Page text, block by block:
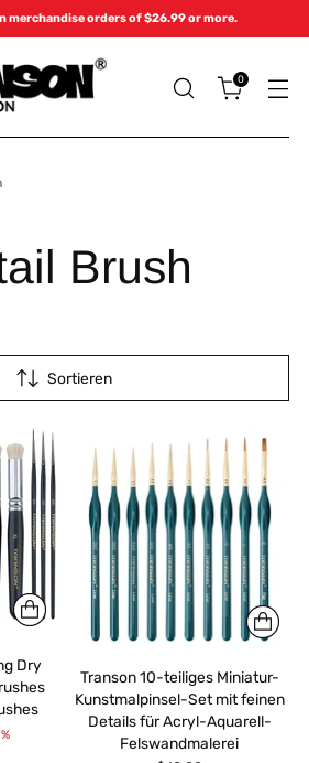
merchandise orders of $26.99 or more.
0
Brush
Sortieren
Dry
Transon 10-teiliges Miniatur-
Kunstmalpinsel-Set mit feinen
Details für Acryl-Aquarell-
Felswandmalerei